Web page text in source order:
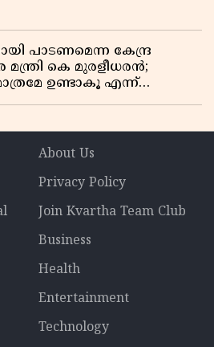
പാടണമെന്ന കേന്ദ്ര
മന്ത്രി കെ മുരളീധരൻ;
ഉണ്ടാകൂ എന്ന്
About Us
Privacy Policy
Join Kvartha Team Club
Business
Health
Entertainment
Technology